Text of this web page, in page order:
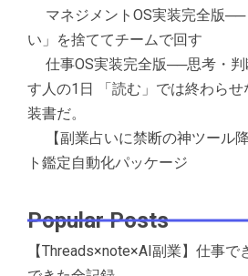
マネジメントOS実装完全版
い」を捨ててチームで回す
仕事OS実装完全版──思考・
す人の1日 「読む」では終わら
装書だ。
【副業占いに禁断の神ツール
ト鑑定自動化パッケージ
Popular Posts
【Threads×note×AI副業】仕事